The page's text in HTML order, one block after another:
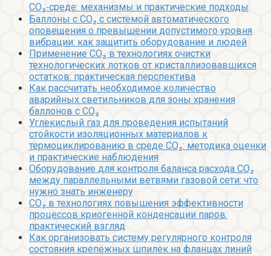
CO₂‑среде: механизмы и практические подходы
Баллоны с CO₂ с системой автоматического
оповещения о превышении допустимого уровня
вибрации: как защитить оборудование и людей
Применение CO₂ в технологиях очистки
технологических лотков от кристаллизовавшихся
остатков: практическая перспектива
Как рассчитать необходимое количество
аварийных светильников для зоны хранения
баллонов с CO₂
Углекислый газ для проведения испытаний
стойкости изоляционных материалов к
термоциклированию в среде CO₂: методика оценки
и практические наблюдения
Оборудование для контроля баланса расхода CO₂
между параллельными ветвями газовой сети: что
нужно знать инженеру
CO₂ в технологиях повышения эффективности
процессов криогенной конденсации паров:
практический взгляд
Как организовать систему регулярного контроля
состояния крепёжных шпилек на фланцах линий